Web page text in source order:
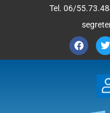
Tel. 06/